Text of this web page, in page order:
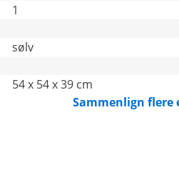
1
sølv
54 x 54 x 39 cm
Sammenlign flere